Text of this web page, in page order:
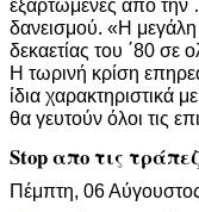
εξαρτώμενες από την
δανεισμού. «Η μεγάλη
δεκαετίας του ΄80
Η τωρινή κρίση
ίδια
θα γευτούν όλοι τις
Stop απο τις
Πέμπτη, 06